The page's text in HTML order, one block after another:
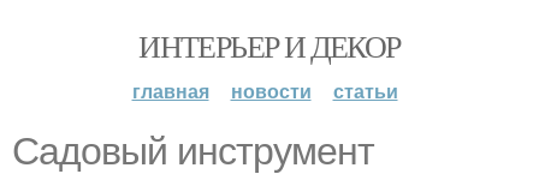
ИНТЕРЬЕР И ДЕКОР
главная новости статьи
Садовый инструмент